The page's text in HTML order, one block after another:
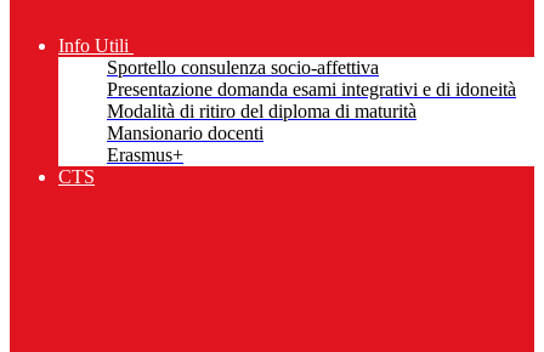
Info Utili
Sportello consulenza socio-affettiva
Presentazione domanda esami integrativi e di idoneità
Modalità di ritiro del diploma di maturità
Mansionario docenti
Erasmus+
CTS